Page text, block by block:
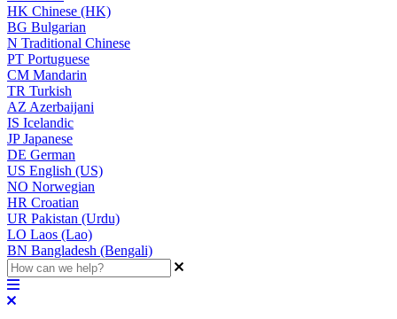
HK Chinese (HK)
BG Bulgarian
N Traditional Chinese
PT Portuguese
CM Mandarin
TR Turkish
AZ Azerbaijani
IS Icelandic
JPJapanese
DE German
US English (US)
NO Norwegian
HR Croatian
UR Pakistan (Urdu)
LO Laos (Lao)
BN Bangladesh (Bengali)